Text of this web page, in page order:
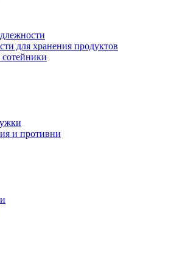
для хранения продуктов
и противни